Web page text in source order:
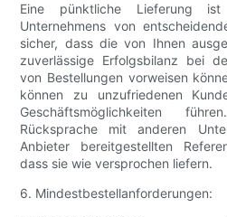
Eine pünktliche Lieferung
Unternehmens von
sicher, dass die von Ihnen
zuverlässige Erfolgsbilanz bei
von Bestellungen vorweisen
können zu unzufriedenen
Geschäftsmöglichkeiten
Rücksprache mit anderen
Anbieter bereitgestellten
dass sie wie versprochen liefern.
6. Mindestbestellanforderungen: